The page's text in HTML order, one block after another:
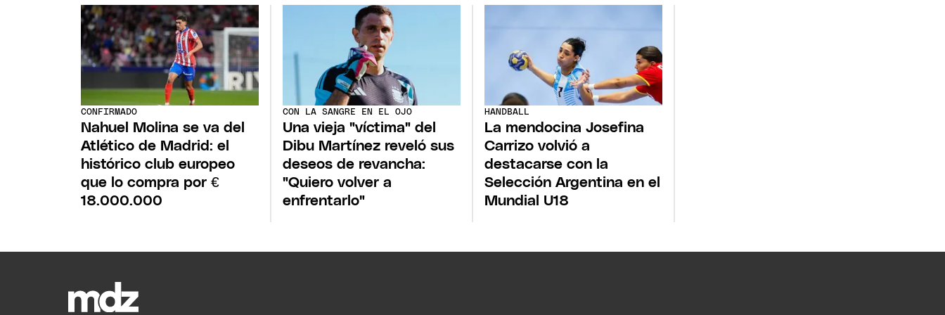
CONFIRMADO
Nahuel Molina se va del
Atlético de Madrid: el
histórico club europeo
que lo compra por €
18.000.000
CON LA SANGRE EN EL OJO
Una vieja "víctima" del
Dibu Martínez reveló sus
deseos de revancha:
"Quiero volver a
enfrentarlo"
HANDBALL
La mendocina Josefina
Carrizo volvió a
destacarse con la
Selección Argentina en el
Mundial U18